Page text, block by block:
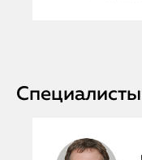
Специалисты